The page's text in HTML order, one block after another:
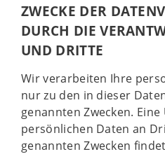
ZWECKE DER
DURCH DIE
UND DRITTE
Wir verarbeiten Ihre
nur zu den in dieser
genannten Zwecken.
persönlichen Daten an
genannten Zwecken